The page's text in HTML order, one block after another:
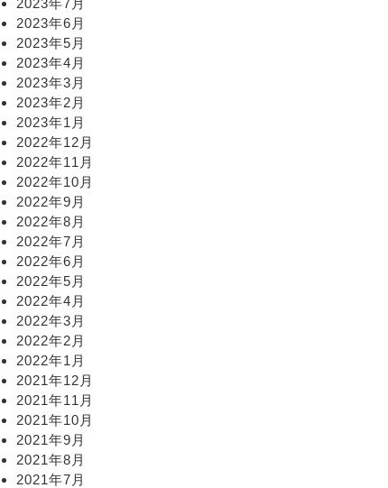
2023年7月
2023年6月
2023年5月
2023年4月
2023年3月
2023年2月
2023年1月
2022年12月
2022年11月
2022年10月
2022年9月
2022年8月
2022年7月
2022年6月
2022年5月
2022年4月
2022年3月
2022年2月
2022年1月
2021年12月
2021年11月
2021年10月
2021年9月
2021年8月
2021年7月